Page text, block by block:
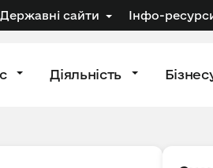
Державні сайти Інфо-
Діяльність